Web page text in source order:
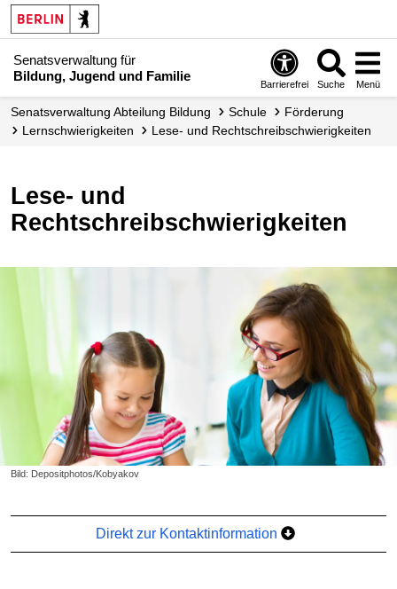
Senatsverwaltung für
Bildung, Jugend und Familie
Barrierefrei Suche Menü
Senats­verwaltung Abteilung Bildung Schule
Förderung
Lern­schwierigkeiten
Lese- und Rechtschreib­schwierigkeiten
Lese- und
Rechtschreibschwierigkeiten
Bild: Depositphotos/Kobyakov
Direkt zur Kontaktinformation